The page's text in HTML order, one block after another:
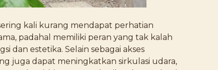
kali kurang mendapat perhatian
padahal memiliki peran yang tak kalah
dan estetika. Selain sebagai akses
juga dapat meningkatkan sirkulasi udara,